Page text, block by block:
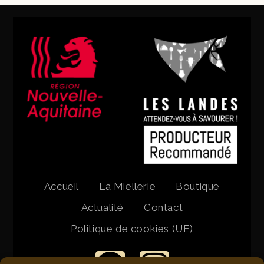
Accueil La Miellerie
Boutique
Actualité
Contact
Politique de cookies (UE)